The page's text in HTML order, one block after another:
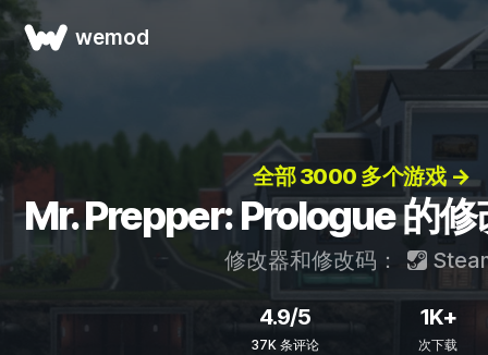
wemod
全部 3000 多个游戏 →
Mr. Prepper: Prologue 的
修改器和修改码：
4.9/5
37K 条评论
1K+
次下载